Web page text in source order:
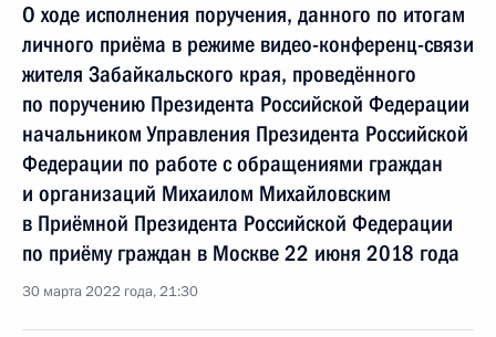
О ходе исполнения поручения, данного по итогам
личного приёма в режиме видео-конференц-связи
жителя Забайкальского края, проведённого
по поручению Президента Российской Федерации
начальником Управления Президента Российской
Федерации по работе с обращениями граждан
и организаций Михаилом Михайловским
в Приёмной Президента Российской Федерации
по приёму граждан в Москве 22 июня 2018 года
30 марта 2022 года, 21:30